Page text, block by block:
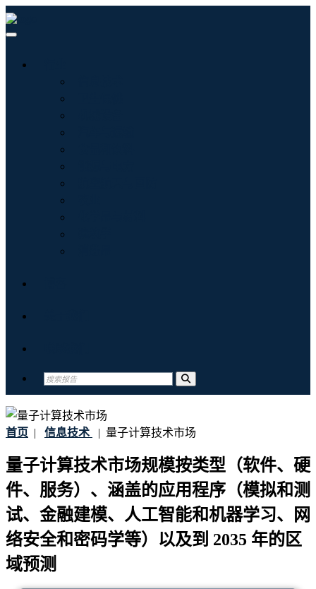
首页 | 信息技术 | 量子计算技术市场
量子计算技术市场规模按类型（软件、硬
件、服务）、涵盖的应用程序（模拟和测
试、金融建模、人工智能和机器学习、网
络安全和密码学等）以及到 2035 年的区
域预测